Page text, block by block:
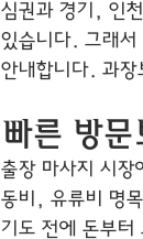
심권과 경기, 인
있습니다. 그래서
안내합니다. 과장
빠른 방
출장 마사지 시장
동비, 유류비 명
기도 전에 돈부